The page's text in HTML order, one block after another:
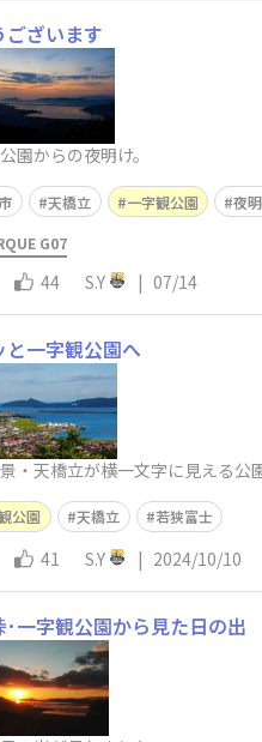
ございます
園からの夜明け。
天橋立 一字観公園 夜
G07
44 S.Y | 07/14
と一字観公園へ
・天橋立が横一文字に見える
公園 天橋立 若狭富士
41 S.Y | 2024/10/10
･一字観公園から見た日の出